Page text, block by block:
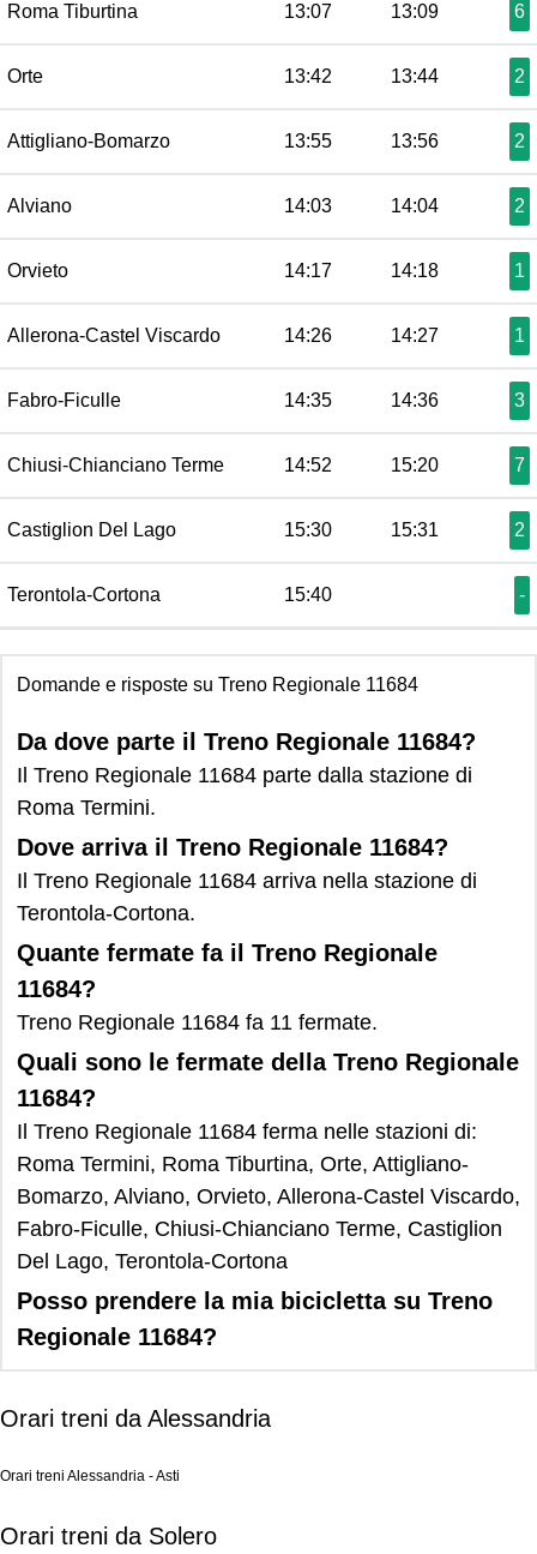
Roma Tiburtina 13:07 13:09 6
Orte 13:42 13:44 2
Attigliano-Bomarzo 13:55 13:56 2
Alviano 14:03 14:04 2
Orvieto 14:17 14:18 1
Allerona-Castel Viscardo 14:26 14:27 1
Fabro-Ficulle 14:35 14:36 3
Chiusi-Chianciano Terme 14:52 15:20 7
Castiglion Del Lago 15:30 15:31 2
Terontola-Cortona 15:40 -
Domande e risposte su Treno Regionale 11684
Da dove parte il Treno Regionale 11684?
Il Treno Regionale 11684 parte dalla stazione di
Roma Termini.
Dove arriva il Treno Regionale 11684?
Il Treno Regionale 11684 arriva nella stazione di
Terontola-Cortona.
Quante fermate fa il Treno Regionale
11684?
Treno Regionale 11684 fa 11 fermate.
Quali sono le fermate della Treno Regionale
11684?
Il Treno Regionale 11684 ferma nelle stazioni di:
Roma Termini, Roma Tiburtina, Orte, Attigliano-
Bomarzo, Alviano, Orvieto, Allerona-Castel Viscardo,
Fabro-Ficulle, Chiusi-Chianciano Terme, Castiglion
Del Lago, Terontola-Cortona
Posso prendere la mia bicicletta su Treno
Regionale 11684?
Orari treni da Alessandria
Orari treni Alessandria - Asti
Orari treni da Solero